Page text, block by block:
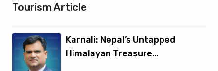
Tourism Article
Karnali: Nepal’s Untapped
Himalayan Treasure…